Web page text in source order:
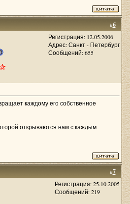
#6
Регистрация: 12.05.2006
Адрес: Санкт - Петербург
Сообщений: 655
каждому его собственное
открываются нам с каждым
#7
Регистрация: 25.10.2005
Сообщений: 219